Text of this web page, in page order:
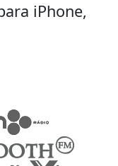
iPhone,